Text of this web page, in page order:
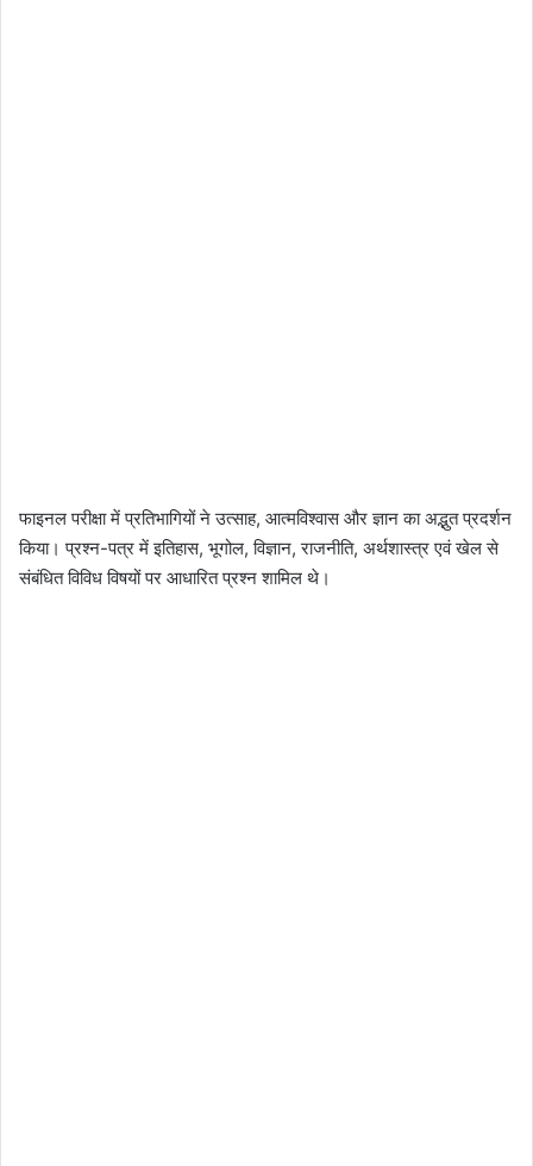
फाइनल परीक्षा में प्रतिभागियों ने उत्साह, आत्मविश्वास और ज्ञान का अद्भुत प्रदर्शन
किया। प्रश्न-पत्र में इतिहास, भूगोल, विज्ञान, राजनीति, अर्थशास्त्र एवं खेल से
संबंधित विविध विषयों पर आधारित प्रश्न शामिल थे।